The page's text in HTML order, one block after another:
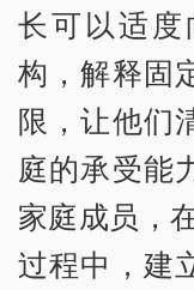
长可以适
构，解释固
限，让他们
庭的承受能
家庭成员，
过程中，建